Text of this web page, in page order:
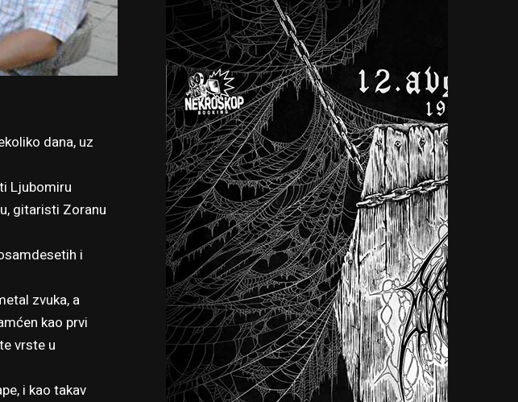
dana, uz
Ljubomiru
gitaristi Zoranu
i
zvuka, a
kao prvi
vrste u
i kao takav